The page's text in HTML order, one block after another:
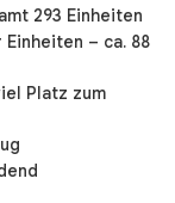
293 Einheiten
– ca. 88
Platz zum